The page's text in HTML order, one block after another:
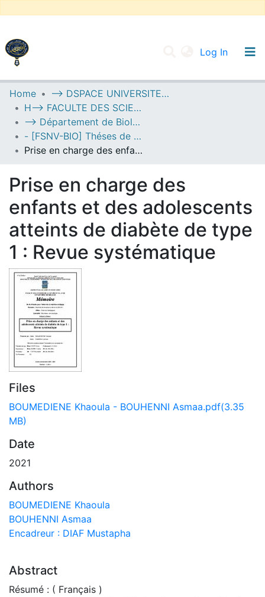
Log In
UNIVERSITY OF D.L SIDI BEL ABBES
Communities & Collections
All of DSpace
Statistics
Home
--> DSPACE UNIVERSITE DJILALLI LIABES DE SIDI BEL ABBES
H--> FACULTE DES SCIENCES DE LA NATURE ET DE LA VIE
--> Département de Biologie
- [FSNV-BIO] Théses de Master II
Prise en charge des enfants et des adolescents atteints de diabète de type 1 : Revue systématique
Prise en charge des
enfants et des adolescents
atteints de diabète de type
1 : Revue systématique
Files
BOUMEDIENE Khaoula - BOUHENNI Asmaa.pdf(3.35
MB)
Date
2021
Authors
BOUMEDIENE Khaoula
BOUHENNI Asmaa
Encadreur : DIAF Mustapha
Abstract
Résumé : ( Français )